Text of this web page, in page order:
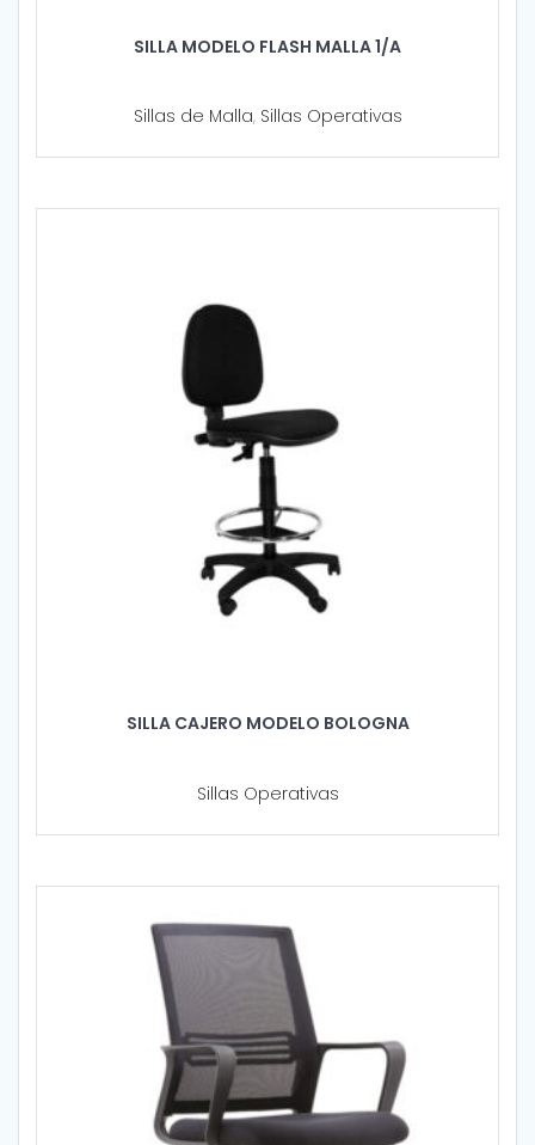
SILLA MODELO FLASH MALLA 1/A
Sillas de Malla, Sillas Operativas
SILLA CAJERO MODELO BOLOGNA
Sillas Operativas